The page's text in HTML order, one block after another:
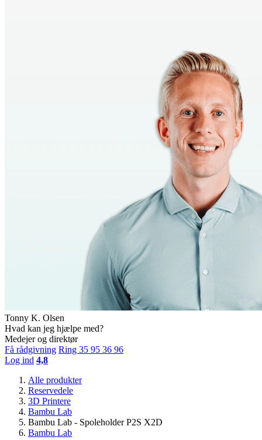
Tonny K. Olsen
Hvad kan jeg hjælpe med?
Medejer og direktør
Få rådgivning Ring 35 95 36 96
Log ind 4,8
Alle produkter
Reservedele
3D Printere
Bambu Lab
Bambu Lab - Spoleholder P2S X2D
Bambu Lab